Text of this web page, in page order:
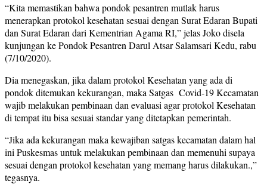
“Kita memastikan bahwa pondok pesantren mutlak harus
menerapkan protokol kesehatan sesuai dengan Surat Edaran Bupati
dan Surat Edaran dari Kementrian Agama RI,” jelas Joko disela
kunjungan ke Pondok Pesantren Darul Atsar Salamsari Kedu, rabu
(7/10/2020).
Dia menegaskan, jika dalam protokol Kesehatan yang ada di
pondok ditemukan kekurangan, maka Satgas Covid-19 Kecamatan
wajib melakukan pembinaan dan evaluasi agar protokol Kesehatan
di tempat itu bisa sesuai standar yang ditetapkan pemerintah.
“Jika ada kekurangan maka kewajiban satgas kecamatan dalam hal
ini Puskesmas untuk melakukan pembinaan dan memenuhi supaya
sesuai dengan protokol kesehatan yang memang harus dilakukan.,”
tegasnya.